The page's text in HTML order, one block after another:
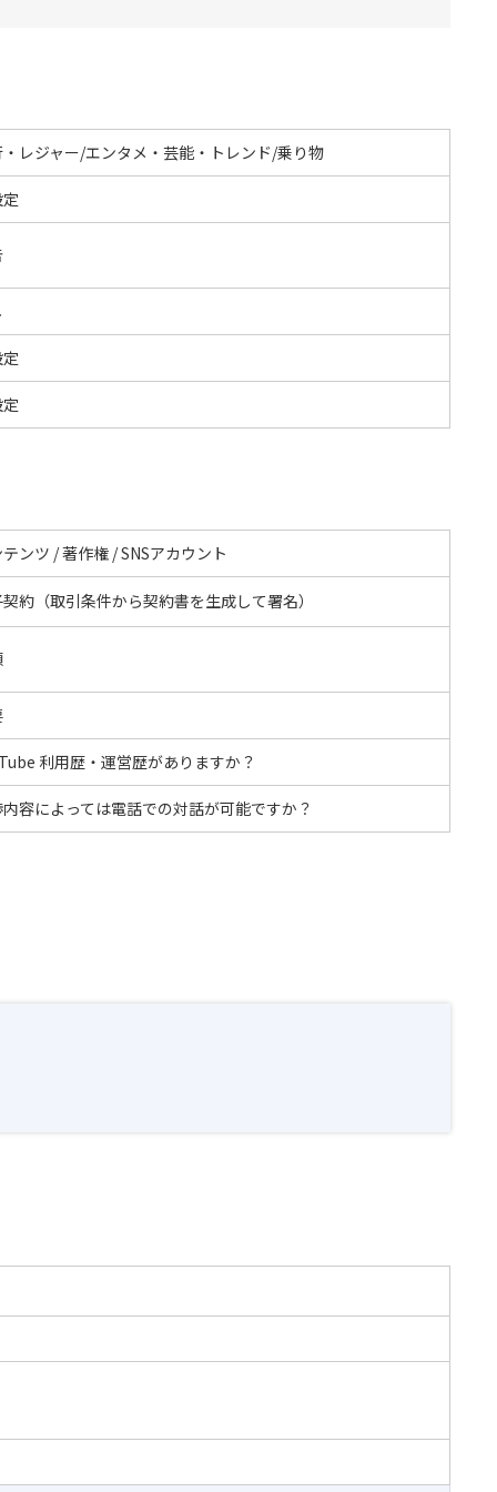
レジャー/エンタメ・芸能・トレンド/乗り物
ンツ / 著作権 / SNSアカウント
約（取引条件から契約書を生成して署名）
利用歴・運営歴がありますか？
容によっては電話での対話が可能ですか？